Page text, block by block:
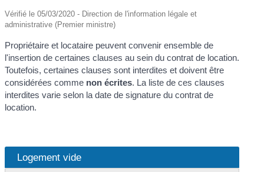
Vérifié le 05/03/2020 - Direction de l'information légale et
administrative (Premier ministre)
Propriétaire et locataire peuvent convenir ensemble de
l'insertion de certaines clauses au sein du contrat de location.
Toutefois, certaines clauses sont interdites et doivent être
considérées comme non écrites. La liste de ces clauses
interdites varie selon la date de signature du contrat de
location.
Logement vide